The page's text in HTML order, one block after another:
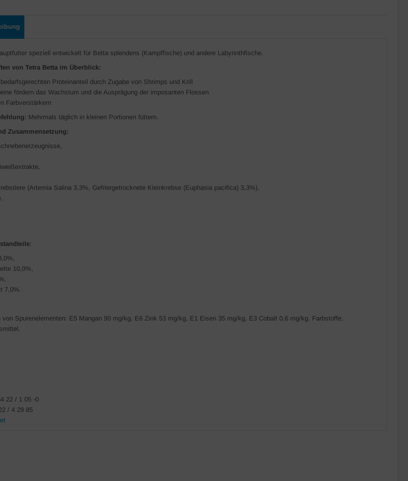
speziell entwickelt für Betta splendens (Kampffische) und andere Labyrinthfische.
von Tetra Betta im Überblick:
Proteinanteil durch Zugabe von Shrimps und Krill
fördern das Wachstum und die Ausprägung der imposanten Flossen
Farbverstärkern
Mehrmals täglich in kleinen Portionen füttern.
Zusammensetzung:
(Artemia Salina 3,3%, Gefriergetrocknete Kleinkrebse (Euphasia pacifica) 3,3%),
:
10,0%,
7,0%.
von Spurenelementen: E5 Mangan 90 mg/kg, E6 Zink 53 mg/kg, E1 Eisen 35 mg/kg, E3 Cobalt 0,6 mg/kg. Farbstoffe,
22 / 1 05 -0
/ 4 29 85